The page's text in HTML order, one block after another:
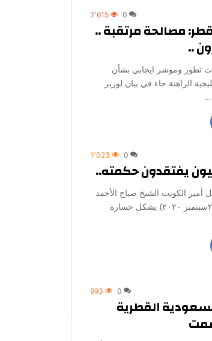
0 2٬615
مصالحة مرتقبة ..
..
تطور وموشر ايجابي بشأن
الراهنة جاء في بيان لوزير
0 1٬023
يفتقدون حكمته..
الكويت الشيخ صباح الأحمد
الجابر الصباح اليوم ( ٢٩سبتمبر ٢٠٢٠) يشكل خسارة
0
993
القطرية